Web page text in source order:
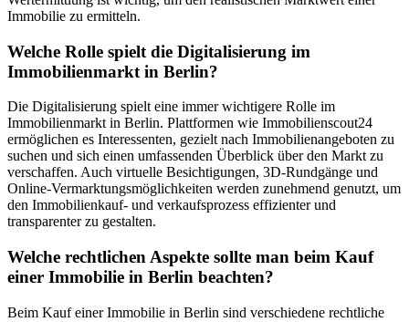
Immobilie zu ermitteln.
Welche Rolle spielt die Digitalisierung im
Immobilienmarkt in Berlin?
Die Digitalisierung spielt eine immer wichtigere Rolle im
Immobilienmarkt in Berlin. Plattformen wie Immobilienscout24
ermöglichen es Interessenten, gezielt nach Immobilienangeboten zu
suchen und sich einen umfassenden Überblick über den Markt zu
verschaffen. Auch virtuelle Besichtigungen, 3D-Rundgänge und
Online-Vermarktungsmöglichkeiten werden zunehmend genutzt, um
den Immobilienkauf- und verkaufsprozess effizienter und
transparenter zu gestalten.
Welche rechtlichen Aspekte sollte man beim Kauf
einer Immobilie in Berlin beachten?
Beim Kauf einer Immobilie in Berlin sind verschiedene rechtliche